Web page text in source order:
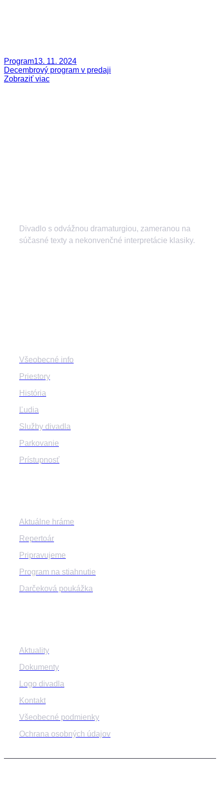
Program13. 11. 2024
Decembrový program v predaji
Zobraziť viac
Divadlo s odvážnou dramaturgiou, zameranou na
súčasné texty a nekonvenčné interpretácie klasiky.
Všeobecné info
Priestory
História
Ľudia
Služby divadla
Parkovanie
Prístupnosť
Aktuálne hráme
Repertoár
Pripravujeme
Program na stiahnutie
Darčeková poukážka
Aktuality
Dokumenty
Logo divadla
Kontakt
Všeobecné podmienky
Ochrana osobných údajov